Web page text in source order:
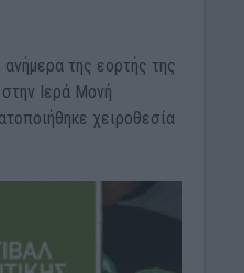
της εορτής της
Ιερά Μονή
χειροθεσία